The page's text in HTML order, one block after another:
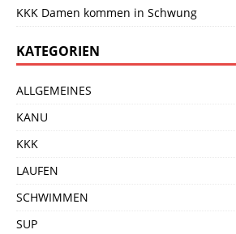
KKK Damen kommen in Schwung
KATEGORIEN
ALLGEMEINES
KANU
KKK
LAUFEN
SCHWIMMEN
SUP